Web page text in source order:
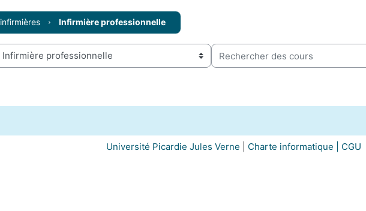
Infirmière professionnelle
Rechercher des cours
Université Picardie Jules Verne Charte informatique | CGU